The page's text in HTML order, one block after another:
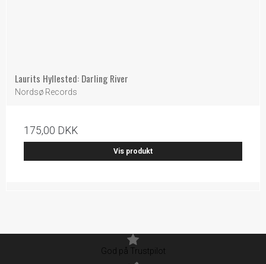
Laurits Hyllested: Darling River
Nordsø Records
175,00 DKK
Vis produkt
God på Trustpilot